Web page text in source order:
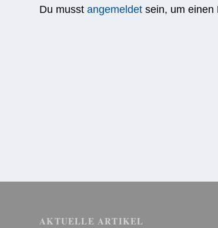
Du musstangemeldet sein, um einen
AKTUELLE ARTIKEL